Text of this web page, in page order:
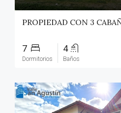
7
Dormitorios
4
Baños